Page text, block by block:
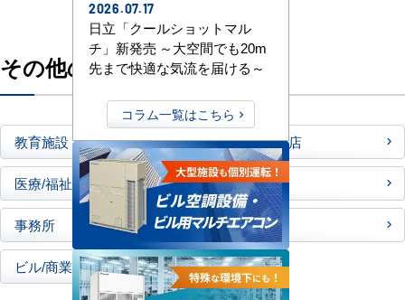
その他の工事実績を見てみる
教育施設 店舗／飲食店
医療/福祉施設 その他
事務所 工場
ビル/商業施設
2026.07.17
日立「クールショットマル
チ」新発売 ～大空間でも20m
先まで快適な気流を届ける～
コラム一覧はこちら